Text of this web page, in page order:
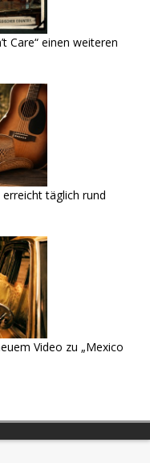
Care“ einen weiteren
täglich rund
Video zu „Mexico